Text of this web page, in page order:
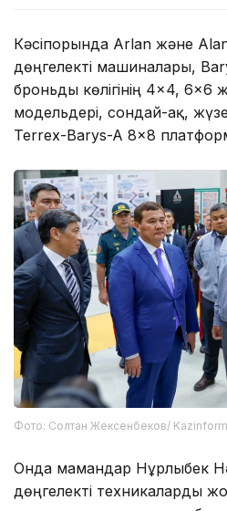
Кәсіпорында Arlan және
дөңгелекті машиналары,
броньды көлігінің 4×4, 6×6
модельдері, сондай-ақ,
Terrex-Barys-A 8×8
Фото: Солтан Жексенбеков/ Kazinform
Онда мамандар Нұрлыбек
дөңгелекті техникаларды